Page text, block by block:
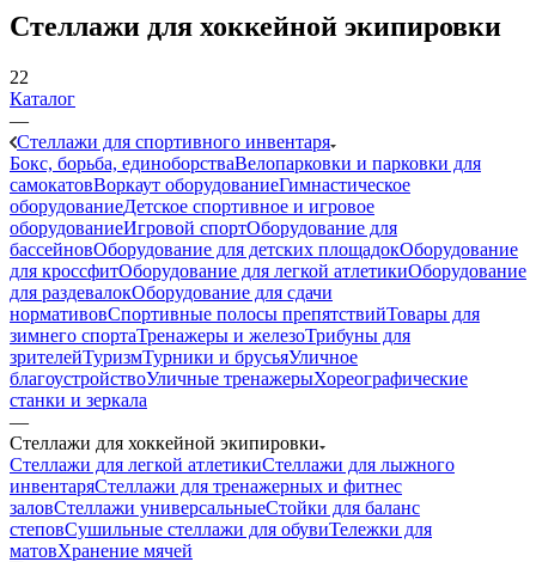
Стеллажи для хоккейной экипировки
22
Каталог
—
Стеллажи для спортивного инвентаря
Бокс, борьба, единоборстваВелопарковки и парковки для
самокатовВоркаут оборудованиеГимнастическое
оборудованиеДетское спортивное и игровое
оборудованиеИгровой спортОборудование для
бассейновОборудование для детских площадокОборудование
для кроссфитОборудование для легкой атлетикиОборудование
для раздевалокОборудование для сдачи
нормативовСпортивные полосы препятствийТовары для
зимнего спортаТренажеры и железоТрибуны для
зрителейТуризмТурники и брусьяУличное
благоустройствоУличные тренажерыХореографические
станки и зеркала
—
Стеллажи для хоккейной экипировки
Стеллажи для легкой атлетикиСтеллажи для лыжного
инвентаряСтеллажи для тренажерных и фитнес
заловСтеллажи универсальныеСтойки для баланс
степовСушильные стеллажи для обувиТележки для
матовХранение мячей